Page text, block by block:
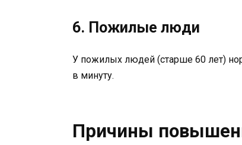
6. Пожилые люди
У пожилых людей (старше 60 лет)
в минуту.
Причины